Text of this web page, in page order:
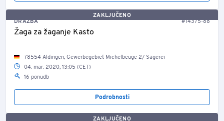
ZAKLJUČENO
DRAŽBA
#14375-88
Žaga za žaganje Kasto
78554 Aldingen, Gewerbegebiet Michelbeuge 2/ Sägerei
04. mar. 2020, 13:05 (CET)
16 ponudb
Podrobnosti
ZAKLJUČENO